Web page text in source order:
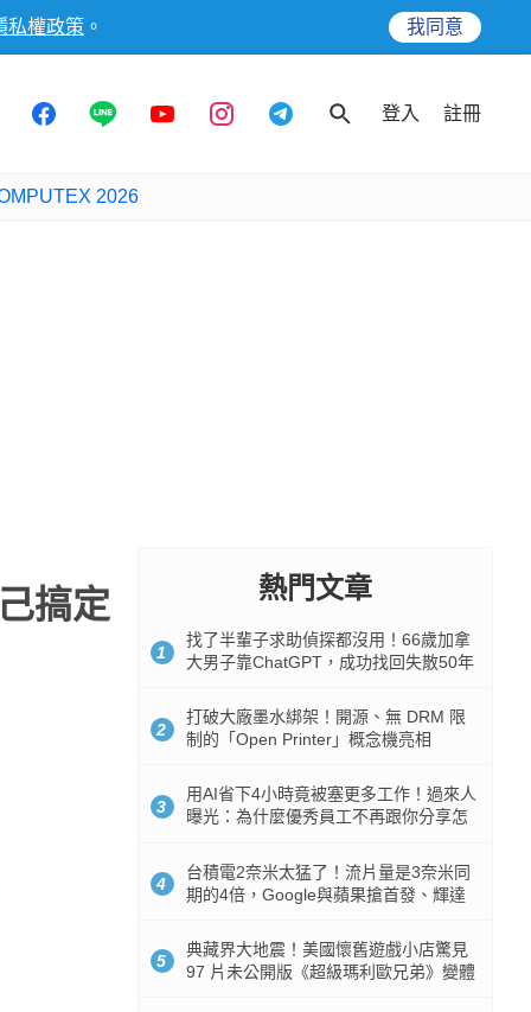
私權政策 。 我同意
登入 註冊
2026
搞定 熱門文章
1
找了半輩子求助偵探都沒用！66歲加拿
大男子靠ChatGPT，成功找回失散50年
2
打破大廠墨水綁架！開源、無 DRM 限
制的「Open Printer」概念機亮相
3
用AI省下4小時竟被塞更多工作！過來人
曝光：為什麼優秀員工不再跟你分享怎
4
台積電2奈米太猛了！流片量是3奈米同
期的4倍，Google與蘋果搶首發、輝達
5
典藏界大地震！美國懷舊遊戲小店驚見
97 片未公開版《超級瑪利歐兄弟》變體